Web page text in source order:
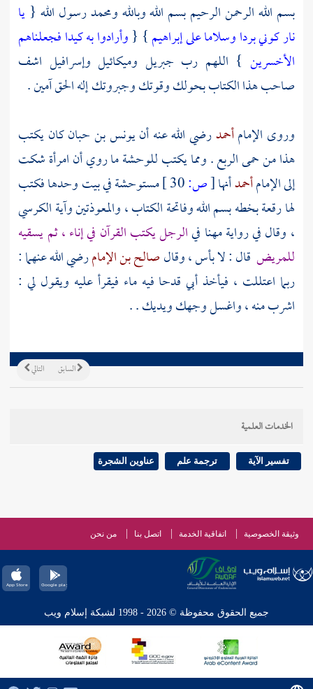
بسم الله الرحمن الرحيم بسم الله وباللهومحمدرسول الله { يا
نار كوني بردا وسلاما على إبراهيم} {وأرادوا به كيدا فجعلناهم
الأخسرين } اللهم رب جبريل وميكائيل وإسرافيل اشف
صاحب هذا الكتاب بحولك وقوتك وجبروتك إله الحق آمين .
وروى الإمامأحمدرضي الله عنه أنيونس بن حبانكان يكتب
هذا من حمى الربع . ومما يكتب للوحشة ما روي أن امرأة شكت
إلى الإمامأحمدأنها[ص:
مستوحشة في بيت وحدها فكتب
لها رقعة بخطه بسم الله وفاتحة الكتاب ، والمعوذتين وآية الكرسي
، وقال في روايةمهنا فيالرجل يكتب القرآن في إناء ، ثم يسقيه
للمريض قال : لا بأس ، وقالصالح بن الإمامرضي الله عنهما :
ربما اعتللت ، فيأخذ أبي قدحا فيه ماء فيقرأ عليه ويقول لي :
اشرب منه ، واغسل وجهك ويديك . .
التالي السابق
الخدمات العلمية
تفسير الآية ترجمة علم عناوين الشجرة
وثيقة الخصوصية اتفاقية الخدمة اتصل بنا من نحن
جميع الحقوق محفوظة © 2026 - 1998 لشبكة إسلام ويب